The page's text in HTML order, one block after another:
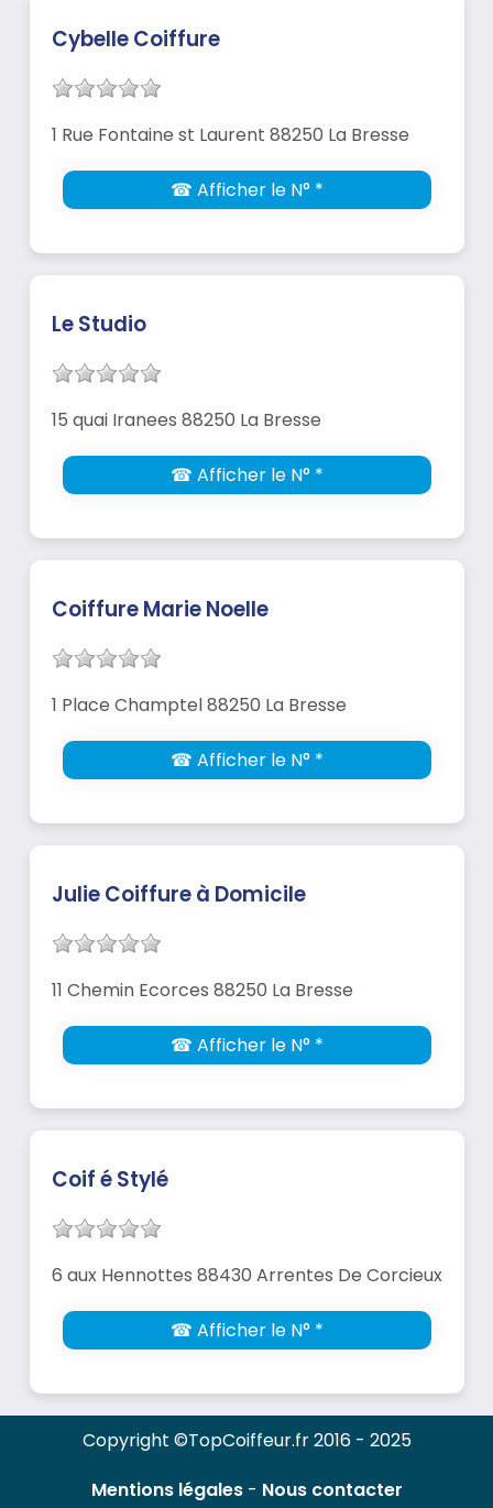
Cybelle Coiffure
1 Rue Fontaine st Laurent 88250 La Bresse
☎ Afficher le N° *
Le Studio
15 quai Iranees 88250 La Bresse
☎ Afficher le N° *
Coiffure Marie Noelle
1 Place Champtel 88250 La Bresse
☎ Afficher le N° *
Julie Coiffure à Domicile
11 Chemin Ecorces 88250 La Bresse
☎ Afficher le N° *
Coif é Stylé
6 aux Hennottes 88430 Arrentes De Corcieux
☎ Afficher le N° *
Copyright ©TopCoiffeur.fr 2016 - 2025
Mentions légales- Nous contacter